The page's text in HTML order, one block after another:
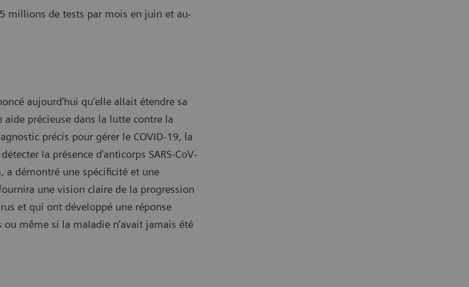
millions de tests par mois en juin et au-
aujourd’hui qu’elle allait étendre sa
aide précieuse dans la lutte contre la
précis pour gérer le COVID-19, la
la présence d’anticorps SARS-CoV-
a démontré une spécificité et une
une vision claire de la progression
et qui ont développé une réponse
même si la maladie n’avait jamais été